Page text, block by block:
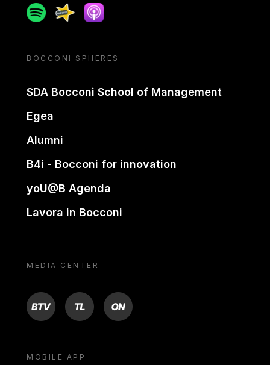
SpotifySpreakerApple podcast
BOCCONI SPHERES
SDA Bocconi School of Management
Egea
Alumni
B4i - Bocconi for innovation
yoU@B Agenda
Lavora in Bocconi
MEDIA CENTER
BTV TL ON
MOBILE APP